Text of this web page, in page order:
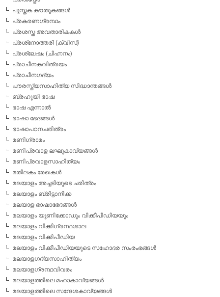
പുസ്തക കൗതുകങ്ങള്‍
പ്രകരണഗ്രന്ഥം
പ്രശസ്ത അവതാരികകള്‍
പ്രശ്‌നോത്തരി (ക്വിസ്)
പ്രശ്ലേഷം (ചിഹ്നനം)
പ്രാചീനകവിത്രയം
പ്രാചീനഗദ്യം
പൗരസ്ത്യസാഹിത്യ സിദ്ധാന്തങ്ങള്‍
ബ്രഹൂയി ഭാഷ
ഭാഷ എന്നാല്‍
ഭാഷാ ഭേദങ്ങള്‍
ഭാഷാപഠനചരിത്രം
മണിഗ്രാമം
മണിപ്രവാള ലഘുകാവ്യങ്ങള്‍
മണിപ്രവാളസാഹിത്യം
മതിലകം രേഖകള്‍
മലയാളം അച്ചടിയുടെ ചരിത്രം
മലയാളം ബ്രിട്ടാനിക്ക
മലയാള ഭാഷാഭേദങ്ങള്‍
മലയാളം യൂണിക്കോഡും വിക്കീപീഡിയയും
മലയാളം വിക്കിഗ്രന്ഥശാല
മലയാളം വിക്കിപീഡിയ
മലയാളം വിക്കീപീഡിയയുടെ സഹോദര സംരംഭങ്ങള്‍
മലയാളഗദ്യസാഹിത്യം
മലയാളഗ്രന്ഥവിവരം
മലയാളത്തിലെ മഹാകാവ്യങ്ങള്‍
മലയാളത്തിലെ സന്ദേശകാവ്യങ്ങള്‍